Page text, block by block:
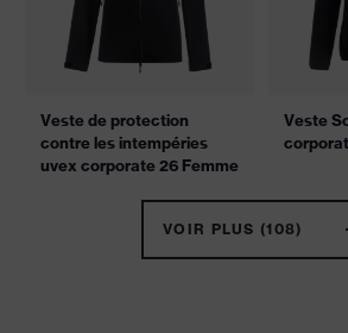
Veste de protection
contre les intempéries
uvex corporate 26 Femme
Veste
VOIR PLUS (108)